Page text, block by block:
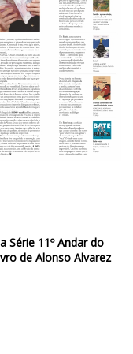
Série 11º Andar do
de Alonso Alvarez